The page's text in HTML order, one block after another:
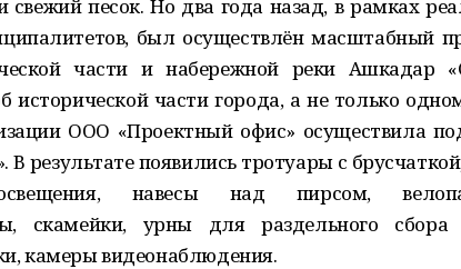
свежий песок. Но два года назад, в рамках
был осуществлён масштабный
части и набережной реки Ашкадар
исторической части города, а не только одно
ООО «Проектный офис» осуществила
В результате появились тротуары с
навесы над пирсом, вело
скамейки,урны для раздельного сбора
камеры видеонаблюдения.